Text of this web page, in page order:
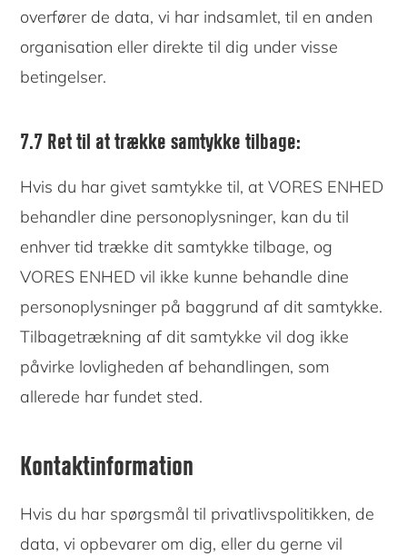
overfører de data, vi har indsamlet, til en anden
organisation eller direkte til dig under visse
betingelser.
7.7 Ret til at trække samtykke tilbage:
Hvis du har givet samtykke til, at VORES ENHED
behandler dine personoplysninger, kan du til
enhver tid trække dit samtykke tilbage, og
VORES ENHED vil ikke kunne behandle dine
personoplysninger på baggrund af dit samtykke.
Tilbagetrækning af dit samtykke vil dog ikke
påvirke lovligheden af behandlingen, som
allerede har fundet sted.
Kontaktinformation
Hvis du har spørgsmål til privatlivspolitikken, de
data, vi opbevarer om dig, eller du gerne vil